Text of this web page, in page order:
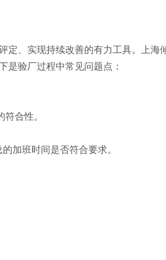
定、实现持续改善的有力工具。上海
是验厂过程中常见问题点：
合性。
加班时间是否符合要求。